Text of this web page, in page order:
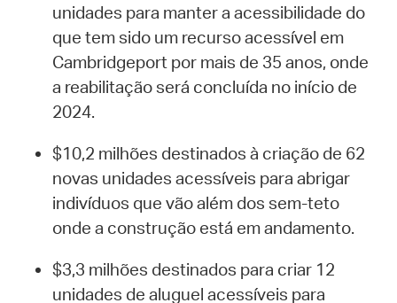
unidades para manter a acessibilidade do
que tem sido um recurso acessível em
Cambridgeport por mais de 35 anos, onde
a reabilitação será concluída no início de
2024.
$10,2 milhões destinados à criação de 62
novas unidades acessíveis para abrigar
indivíduos que vão além dos sem-teto
onde a construção está em andamento.
$3,3 milhões destinados para criar 12
unidades de aluguel acessíveis para